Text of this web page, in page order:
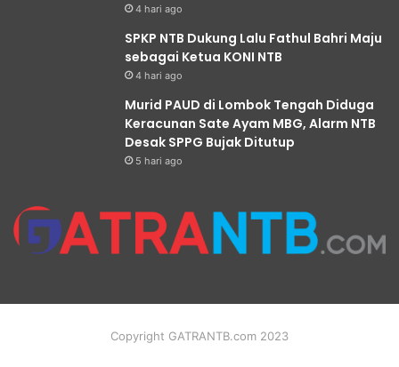
4 hari ago
SPKP NTB Dukung Lalu Fathul Bahri Maju
sebagai Ketua KONI NTB
4 hari ago
Murid PAUD di Lombok Tengah Diduga
Keracunan Sate Ayam MBG, Alarm NTB
Desak SPPG Bujak Ditutup
5 hari ago
Copyright GATRANTB.com 2023